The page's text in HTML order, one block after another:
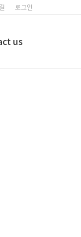
로그인
us